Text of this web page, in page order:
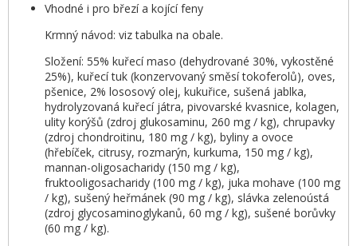
Vhodné i pro březí a kojící feny
Krmný návod: viz tabulka na obale.
Složení: 55% kuřecí maso (dehydrované 30%, vykostěné
25%), kuřecí tuk (konzervovaný směsí tokoferolů), oves,
pšenice, 2% lososový olej, kukuřice, sušená jablka,
hydrolyzovaná kuřecí játra, pivovarské kvasnice, kolagen,
ulity korýšů (zdroj glukosaminu, 260 mg / kg), chrupavky
(zdroj chondroitinu, 180 mg / kg), byliny a ovoce
(hřebíček, citrusy, rozmarýn, kurkuma, 150 mg / kg),
mannan-oligosacharidy (150 mg / kg),
fruktooligosacharidy (100 mg / kg), juka mohave (100 mg
/ kg), sušený heřmánek (90 mg / kg), slávka zelenoústá
(zdroj glycosaminoglykanů, 60 mg / kg), sušené borůvky
(60 mg / kg).